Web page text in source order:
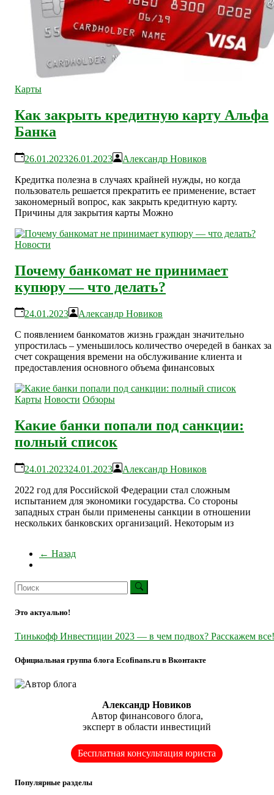
Карты
Как закрыть кредитную карту Альфа
Банка
26.01.202326.01.2023
Александр Новиков
Кредитка полезна в случаях крайней нужды, но когда
пользователь решается прекратить ее применение, встает
закономерный вопрос, как закрыть кредитную карту.
Причины для закрытия карты Можно
Новости
Почему банкомат не принимает
купюру — что делать?
24.01.2023
Александр Новиков
С появлением банкоматов жизнь граждан значительно
упростилась – уменьшилось количество очередей в банках за
счет сокращения времени на обслуживание клиента и
предоставления основного объема финансовых
Карты Новости Обзоры
Какие банки попали под санкции:
полный список
24.01.202324.01.2023
Александр Новиков
2022 год для Российской Федерации стал сложным
испытанием для экономики государства. Со стороны
западных стран были применены санкции в отношении
нескольких банковских организаций. Некоторым из
← Назад
Это актуально!
Тинькофф Инвестиции 2023 — в чем подвох? Расскажем все!
Официальная группа блога Ecofinans.ru в Вконтакте
Александр Новиков
Автор финансового блога,
эксперт в области инвестиций
Бесплатная консультация юриста
Популярные разделы